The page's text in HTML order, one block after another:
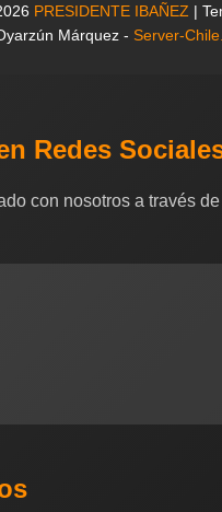
PRESIDENTE IBAÑEZ |
Márquez - Server-
Redes
con nosotros a través